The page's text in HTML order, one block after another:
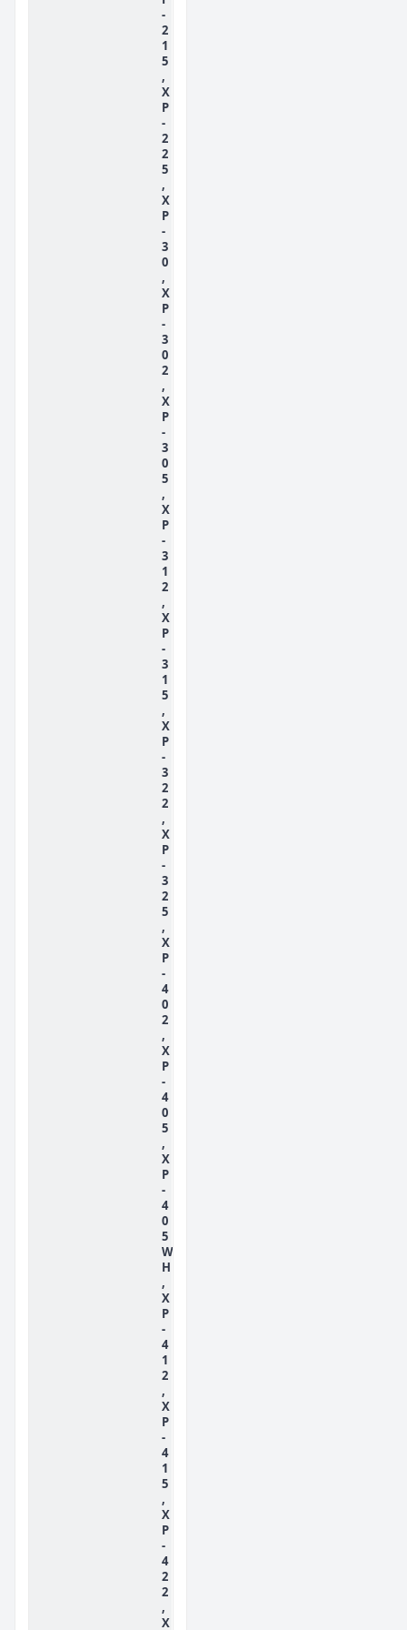
-
2
1
5
,
X
P
-
2
2
5
,
X
P
-
3
0
,
X
P
-
3
0
2
,
X
P
-
3
0
5
,
X
P
-
3
1
2
,
X
P
-
3
1
5
,
X
P
-
3
2
2
,
X
P
-
3
2
5
,
X
P
-
4
0
2
,
X
P
-
4
0
5
,
X
P
-
4
0
5
W
H
,
X
P
-
4
1
2
,
X
P
-
4
1
5
,
X
P
-
4
2
2
,
X